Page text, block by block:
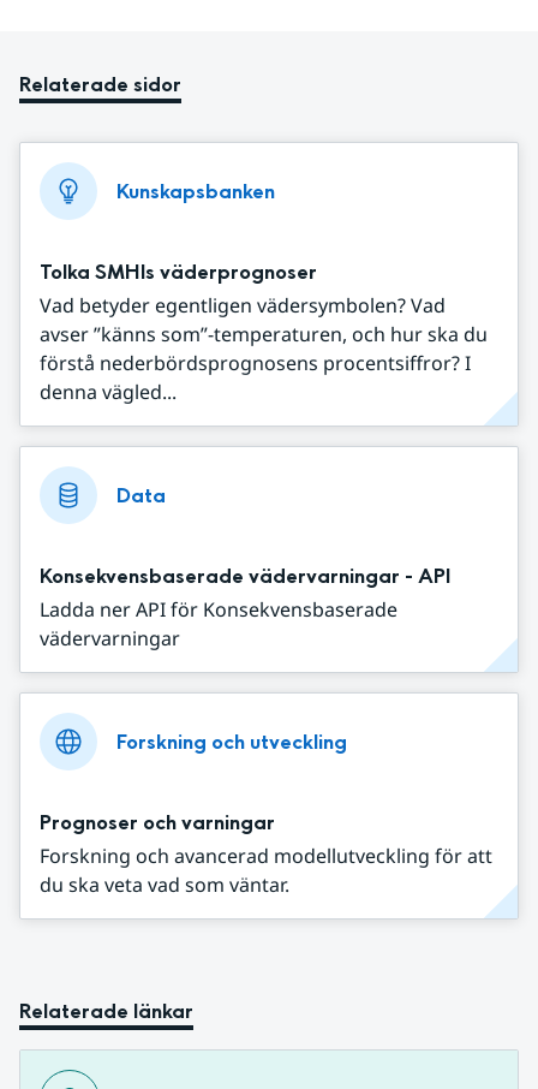
Relaterade sidor
Kunskapsbanken
Tolka SMHIs väderprognoser
Vad betyder egentligen vädersymbolen? Vad
avser ”känns som”-temperaturen, och hur ska du
förstå nederbördsprognosens procentsiffror? I
denna vägled...
Data
Konsekvensbaserade vädervarningar - API
Ladda ner API för Konsekvensbaserade
vädervarningar
Forskning och utveckling
Prognoser och varningar
Forskning och avancerad modellutveckling för att
du ska veta vad som väntar.
Relaterade länkar